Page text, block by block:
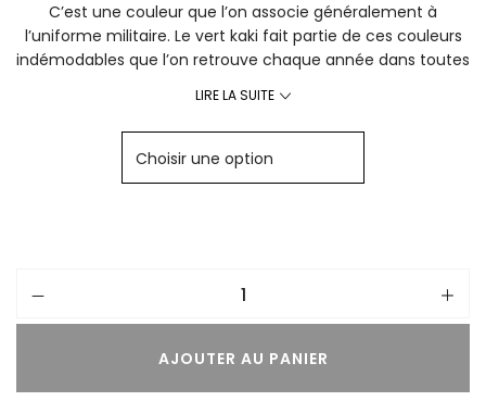
C’est une couleur que l’on associe généralement à
l’uniforme militaire. Le vert kaki fait partie de ces couleurs
indémodables que l’on retrouve chaque année dans toutes
ensemble vert femme “Cactus” est fabriqué à
partir d’un tissu de qualité certifié Oeko-Tex, confortable à
Notre mannequin mesure 1m72 et porte une taille S en
haut, et S en bas.
LIRE LA SUITE
AJOUTER AU PANIER